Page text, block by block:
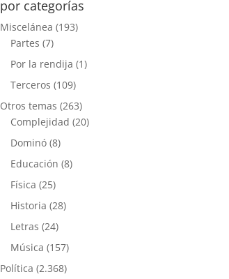
por categorías
Miscelánea (193)
Partes (7)
Por la rendija (1)
Terceros (109)
Otros temas (263)
Complejidad (20)
Dominó (8)
Educación (8)
Física (25)
Historia (28)
Letras (24)
Música (157)
Política (2.368)